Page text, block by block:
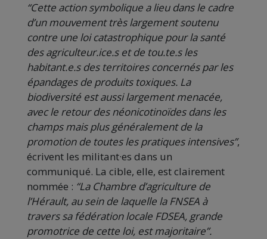
“Cette action symbolique a lieu dans le cadre
d’un mouvement très largement soutenu
contre une loi catastrophique pour la santé
des agriculteur.ice.s et de tou.te.s les
habitant.e.s des territoires concernés par les
épandages de produits toxiques. La
biodiversité est aussi largement menacée,
avec le retour des néonicotinoïdes dans les
champs mais plus généralement de la
promotion de toutes les pratiques intensives”,
écrivent les militant·es dans un
communiqué. La cible, elle, est clairement
nommée : “La Chambre d’agriculture de
l’Hérault, au sein de laquelle la FNSEA à
travers sa fédération locale FDSEA, grande
promotrice de cette loi, est majoritaire”.